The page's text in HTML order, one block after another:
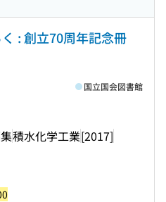
: 創立70周年記念冊
積水化学工業[2017]
国立国会図書館